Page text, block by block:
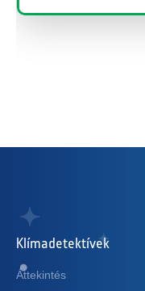
Klímadetektívek
Áttekintés